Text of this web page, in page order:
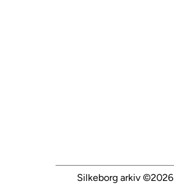
Silkeborg arkiv©2026